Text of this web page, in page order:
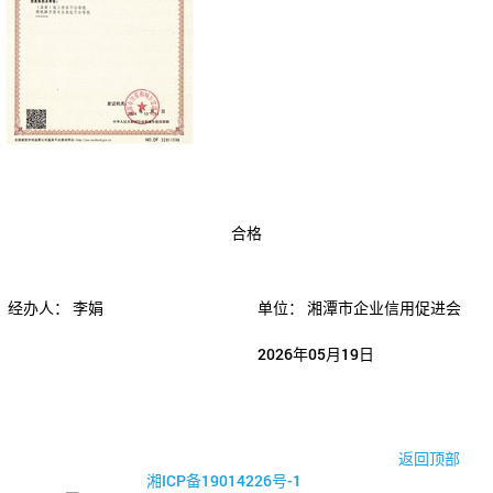
合格
经办人： 李娟 单位： 湘潭市企业信用促进会
2026年05月19日
返回顶部
湘ICP备19014226号-1